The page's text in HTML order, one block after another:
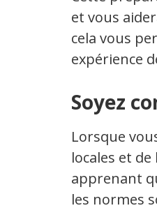
et vous
cela vous
expérience
Soyez
Lorsque
locales et
apprenant
les normes